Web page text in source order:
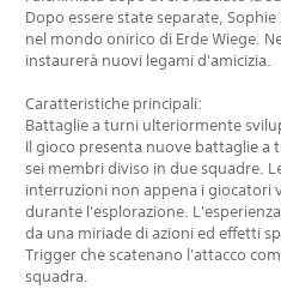
Dopo essere state separate,
nel mondo onirico di Erde Wiege.
instaurerà nuovi legami d'amicizia.
Caratteristiche principali:
Battaglie a turni ulteriormente
Il gioco presenta nuove battaglie
sei membri diviso in due squadre.
interruzioni non appena i giocatori
durante l'esplorazione.
da una miriade di azioni ed effetti
Trigger che scatenano l'attacco
squadra.